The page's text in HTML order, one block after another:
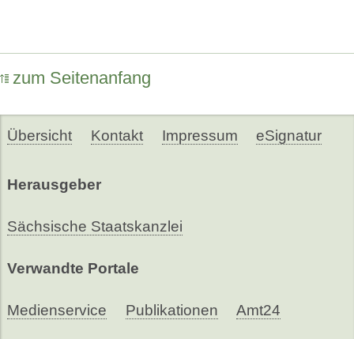
zum Seitenanfang
Übersicht Kontakt Impressum eSignatur
Herausgeber
Sächsische Staatskanzlei
Verwandte Portale
Medienservice Publikationen Amt24